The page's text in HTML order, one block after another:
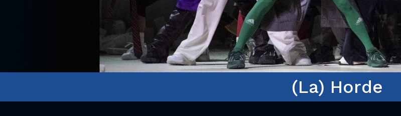
(La) Horde